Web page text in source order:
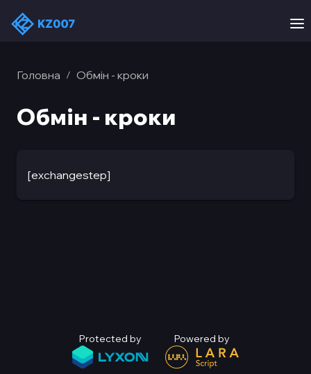
Головна / Обмін - кроки
Обмін - кроки
[exchangestep]
Protected by Powered by